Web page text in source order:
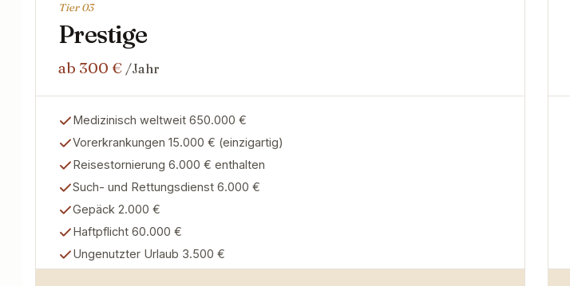
Tier 03
Prestige
ab 300 € /Jahr
Medizinisch weltweit 650.000 €
Vorerkrankungen 15.000 € (einzigartig)
Reisestornierung 6.000 € enthalten
Such- und Rettungsdienst 6.000 €
Gepäck 2.000 €
Haftpflicht 60.000 €
Ungenutzter Urlaub 3.500 €